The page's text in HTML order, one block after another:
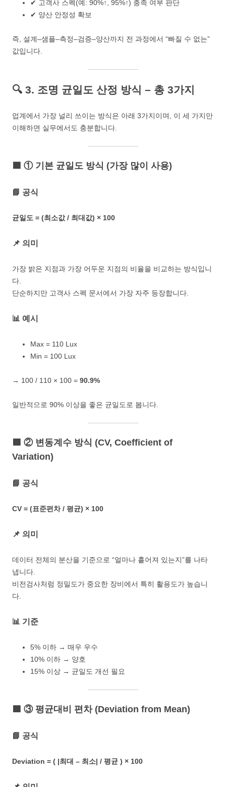
✔ 고객사 스펙(예: 90%↑, 95%↑) 충족 여부 판단
✔ 양산 안정성 확보
즉, 설계–샘플–측정–검증–양산까지 전 과정에서 “빠질 수 없는”
값입니다.
🔍 3. 조명 균일도 산정 방식 – 총 3가지
업계에서 가장 널리 쓰이는 방식은 아래 3가지이며, 이 세 가지만
이해하면 실무에서도 충분합니다.
🟦 ① 기본 균일도 방식 (가장 많이 사용)
📘 공식
균일도 = (최소값 / 최대값) × 100
📌 의미
가장 밝은 지점과 가장 어두운 지점의 비율을 비교하는 방식입니
다.
단순하지만 고객사 스펙 문서에서 가장 자주 등장합니다.
📊 예시
Max = 110 Lux
Min = 100 Lux
→ 100 / 110 × 100 = 90.9%
일반적으로 90% 이상을 좋은 균일도로 봅니다.
🟪 ② 변동계수 방식 (CV, Coefficient of
Variation)
📘 공식
CV = (표준편차 / 평균) × 100
📌 의미
데이터 전체의 분산을 기준으로 “얼마나 흩어져 있는지”를 나타
냅니다.
비전검사처럼 정밀도가 중요한 장비에서 특히 활용도가 높습니
다.
📊 기준
5% 이하 → 매우 우수
10% 이하 → 양호
15% 이상 → 균일도 개선 필요
🟩 ③ 평균대비 편차 (Deviation from Mean)
📘 공식
Deviation = ( |최대 – 최소| / 평균 ) × 100